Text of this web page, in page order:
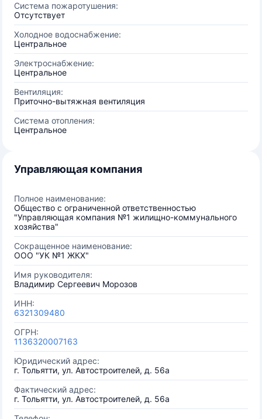
Система пожаротушения:
Отсутствует
Холодное водоснабжение:
Центральное
Электроснабжение:
Центральное
Вентиляция:
Приточно-вытяжная вентиляция
Система отопления:
Центральное
Управляющая компания
Полное наименование:
Общество с ограниченной ответственностью
"Управляющая компания №1 жилищно-коммунального
хозяйства"
Сокращенное наименование:
ООО "УК №1 ЖКХ"
Имя руководителя:
Владимир Сергеевич Морозов
ИНН:
6321309480
ОГРН:
1136320007163
Юридический адрес:
г. Тольятти, ул. Автостроителей, д. 56а
Фактический адрес:
г. Тольятти, ул. Автостроителей, д. 56а